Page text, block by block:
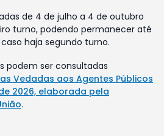
de 4 de julho a 4 de outubro
turno, podendo permanecer até
haja segundo turno.
podem ser consultadas
Vedadas aos Agentes Públicos
2026, elaborada pela
.